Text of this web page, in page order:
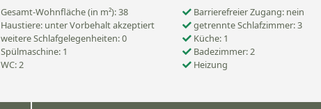
Gesamt-Wohnfläche (in m²): 38
Barrierefreier Zugang: nein
Haustiere: unter Vorbehalt akzeptiert
getrennte Schlafzimmer: 3
weitere Schlafgelegenheiten: 0
Küche: 1
Spülmaschine: 1
Badezimmer: 2
WC: 2
Heizung